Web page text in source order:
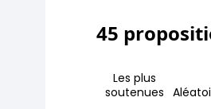
45
Les plus
soutenues